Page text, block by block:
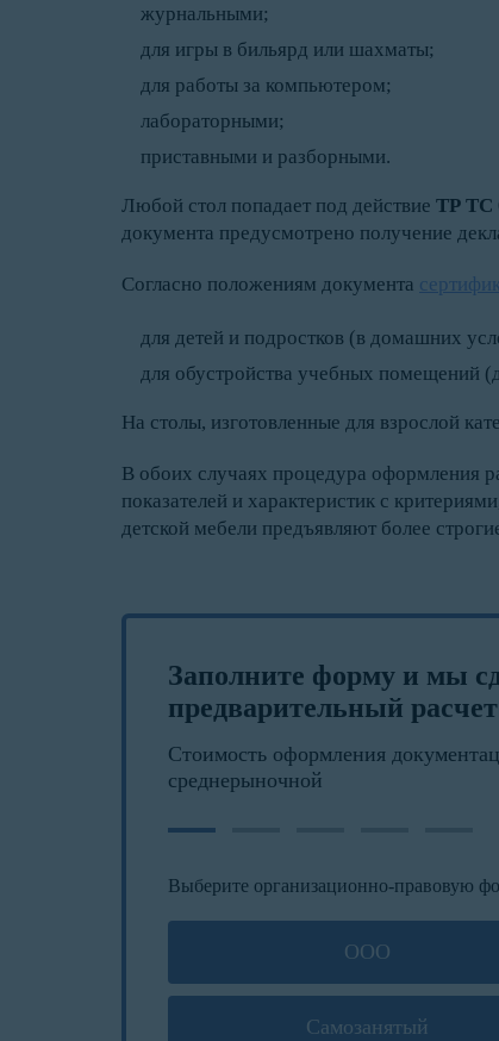
журнальными;
для игры в бильярд или шахматы;
для работы за компьютером;
лабораторными;
приставными и разборными.
Любой стол попадает под действие ТР ТС
документа предусмотрено получение
Согласно положениям документа
для детей и подростков (в домашних
для обустройства учебных помещений
На столы, изготовленные для взрослой
В обоих случаях процедура оформления
показателей и характеристик с
детской мебели предъявляют более
Заполните форму и мы
предварительный
Стоимость оформления
среднерыночной
Выберите организационно-правовую
ООО
Самозанятый